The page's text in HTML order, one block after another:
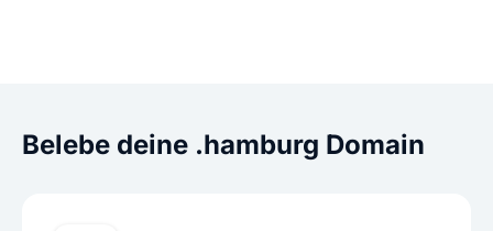
Belebe deine .hamburg Domain